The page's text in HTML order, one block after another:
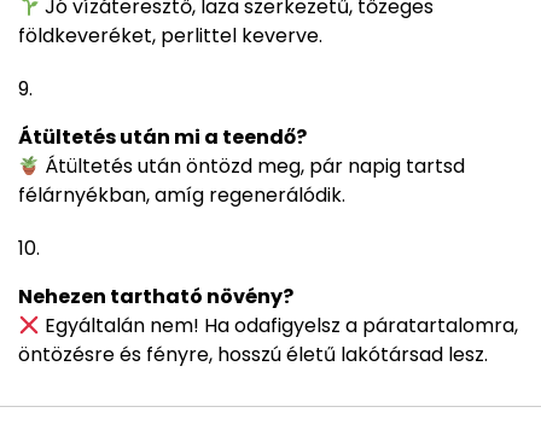
Jó vízáteresztő, laza szerkezetű, tőzeges
földkeveréket, perlittel keverve.
Átültetés után mi a teendő?
Átültetés után öntözd meg, pár napig tartsd
félárnyékban, amíg regenerálódik.
Nehezen tartható növény?
Egyáltalán nem! Ha odafigyelsz a páratartalomra,
öntözésre és fényre, hosszú életű lakótársad lesz.